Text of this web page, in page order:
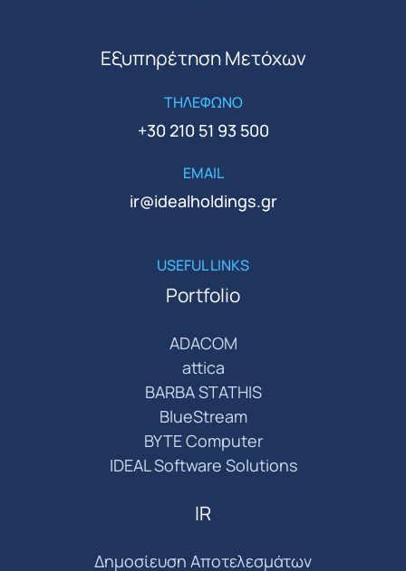
Εξυπηρέτηση Μετόχων
ΤΗΛΕΦΩΝΟ
+30 210 51 93 500
EMAIL
ir@idealholdings.gr
USEFUL LINKS
Portfolio
ADACOM
attica
BARBA STATHIS
BlueStream
BYTE Computer
IDEAL Software Solutions
IR
Δημοσίευση Αποτελεσμάτων